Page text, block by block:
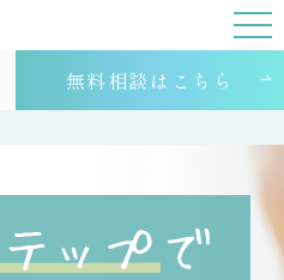
無料相談はこちら